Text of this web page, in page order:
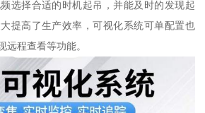
选择合适的时机起吊，并能及时的发现起
提高了生产效率，可视化系统可单配置也
远程查看等功能。